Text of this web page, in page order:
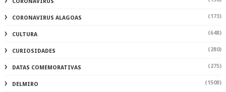
CORONAVIRUS
CORONAVIRUS ALAGOAS (173)
CULTURA (648)
CURIOSIDADES (280)
DATAS COMEMORATIVAS (275)
DELMIRO (1508)